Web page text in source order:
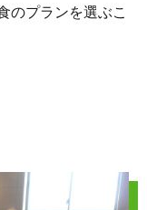
のプランを選ぶこ